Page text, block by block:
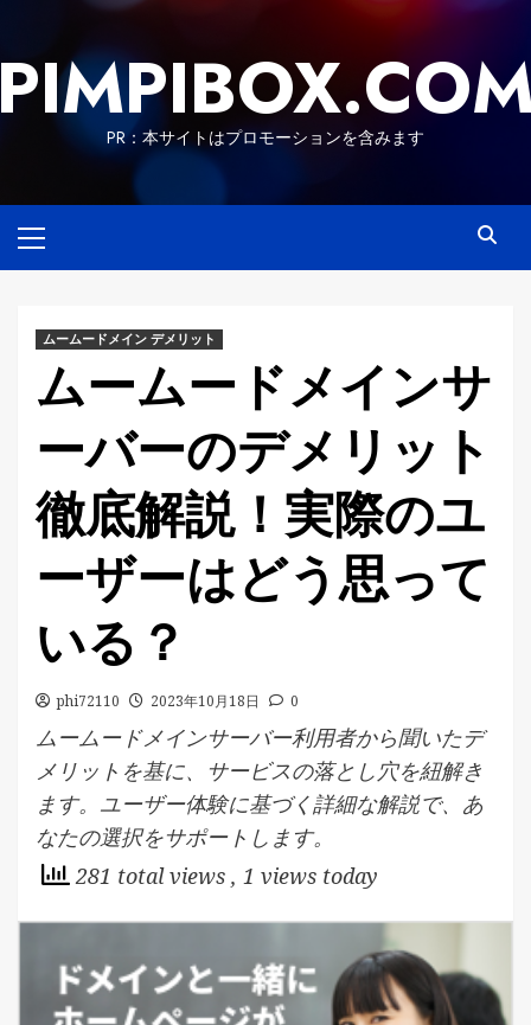
content
PR：本サイトはプロモーションを含みます
Menu
ムームードメイン デメリット
ムームードメインサ
ーバーのデメリット
徹底解説！実際のユ
ーザーはどう思って
いる？
phi72110 2023年10月18日 0
ムームードメインサーバー利用者から聞いたデ
メリットを基に、サービスの落とし穴を紐解き
ます。ユーザー体験に基づく詳細な解説で、あ
なたの選択をサポートします。
281 total views , 1 views today